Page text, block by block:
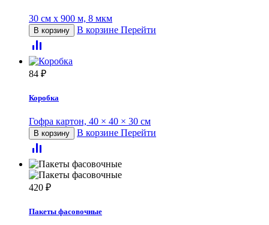
30 см х 900 м, 8 мкм
В корзину В корзине Перейти
84 ₽
Коробка
Гофра картон, 40 × 40 × 30 см
В корзину В корзине Перейти
420 ₽
Пакеты фасовочные